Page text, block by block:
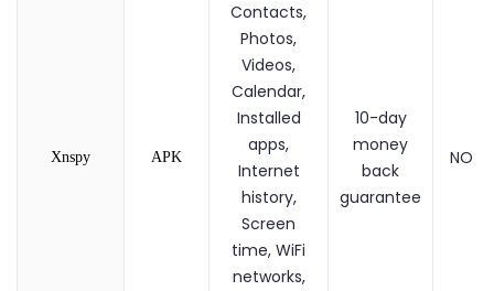
Xnspy APK
Contacts,
Photos,
Videos,
Calendar,
Installed
apps,
Internet
history,
Screen
time, WiFi
networks,
10-day
money
back
guarantee
NO